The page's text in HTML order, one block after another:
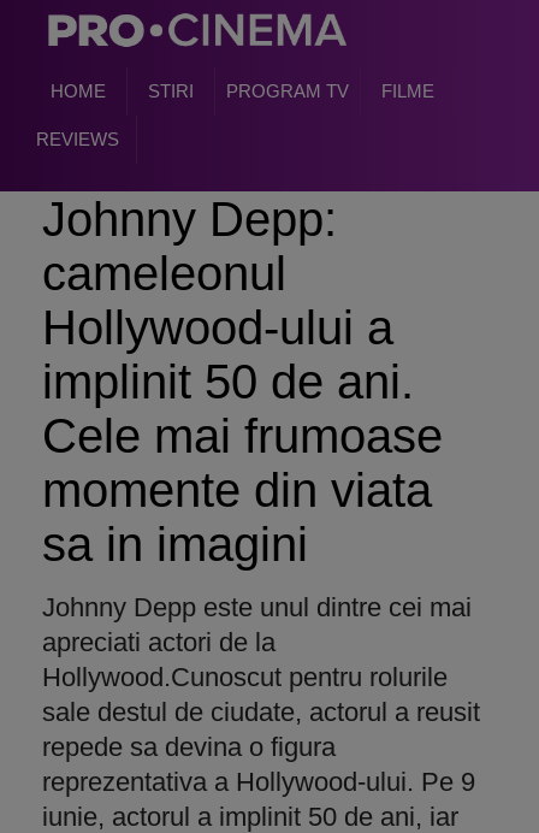
HOME STIRI PROGRAM TV FILME
REVIEWS
Johnny Depp:
cameleonul
Hollywood-ului a
implinit 50 de ani.
Cele mai frumoase
momente din viata
sa in imagini
Johnny Depp este unul dintre cei mai
apreciati actori de la
Hollywood.Cunoscut pentru rolurile
sale destul de ciudate, actorul a reusit
repede sa devina o figura
reprezentativa a Hollywood-ului. Pe 9
iunie, actorul a implinit 50 de ani, iar